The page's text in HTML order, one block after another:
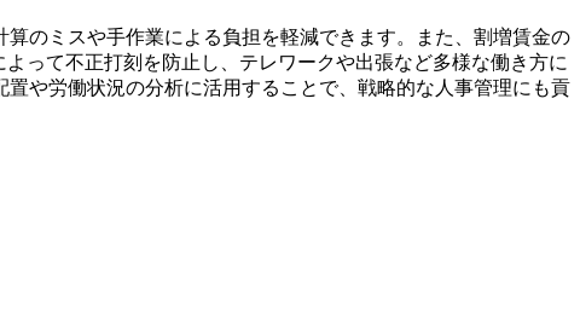
のミスや手作業による負担を軽減できます。また、割増賃金の
って不正打刻を防止し、テレワークや出張など多様な働き方に
や労働状況の分析に活用することで、戦略的な人事管理にも貢